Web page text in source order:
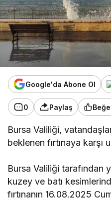
Google'da Abone Ol
0 Paylaş
Bursa Valiliği,
beklenen fırtınaya karşı
Bursa Valiliği tarafından
kuzey ve batı
fırtınanın 16.08.2025